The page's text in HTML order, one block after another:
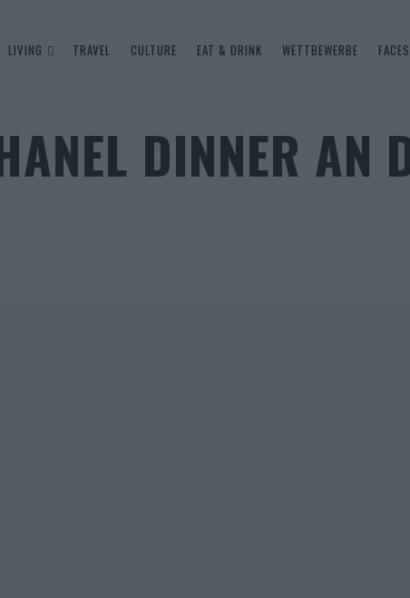
LIVING TRAVEL CULTURE EAT & DRINK WETTBEWERBE FACES
DINNER AN